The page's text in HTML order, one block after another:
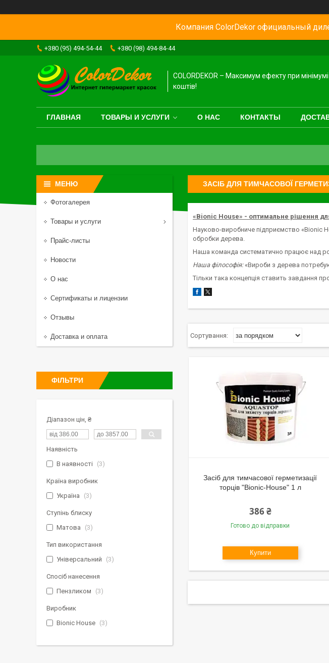
Компания ColorDekor официальный
+380 (95) 494-54-44 +380 (98) 494-84-44
COLORDEKOR – Максимум ефекту при мінімумі
коштів!
ГЛАВНАЯ ТОВАРЫ И УСЛУГИ О НАС КОНТАКТЫ
ЗАСІБ ДЛЯ ТИМЧАСОВОЇ
«Bionic House» - оптимальне рішення
Науково-виробниче підприємство «Bionic
обробки дерева.
Наша команда систематично працює над
Наша філософія:«Вироби з дерева
Тільки така концепція ставить завдання
Засіб для тимчасової герметизації
торців "Bionic-House" 1 л
386 ₴
Готово до відправки
Купити
Фотогалерея
Товары и услуги
Прайс-листы
Новости
О нас
Сертификаты и лицензии
Отзывы
Доставка и оплата
ФІЛЬТРИ
Діапазон цін, ₴
Наявність
В наявності
3
Країна виробник
Україна
3
Ступінь блиску
Матова
3
Тип використання
Універсальний
3
Спосіб нанесення
Пензликом
3
Виробник
Bionic House
3